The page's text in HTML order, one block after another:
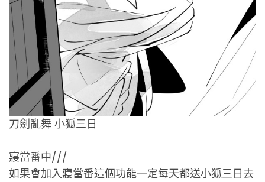
刀劍亂舞 小狐三日
寢當番中///
如果會加入寢當番這個功能一定每天都送小狐三日去